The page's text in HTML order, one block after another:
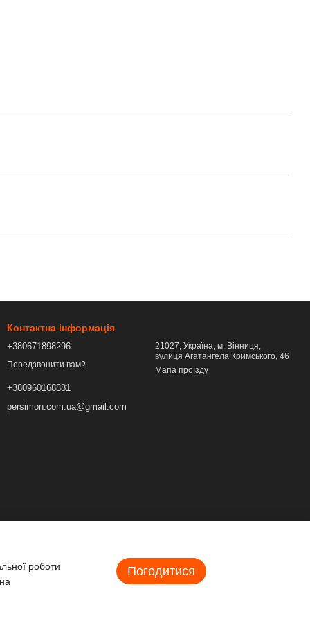
Контактна інформація
+380671898296
Передзвонити вам?
+380960168881
persimon.com.ua@gmail.com
21027, Україна, м. Вінниця,
вулиця Агатангела Кримського, 46
Мапа проїзду
роботи
Погодитися